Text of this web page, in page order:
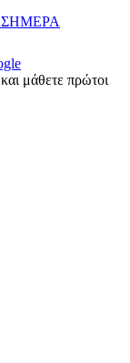
ΣΗΜΕΡΑ
και μάθετε πρώτοι